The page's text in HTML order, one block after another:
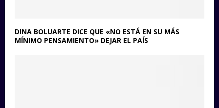
DINA BOLUARTE DICE QUE «NO ESTÁ EN SU MÁS
MÍNIMO PENSAMIENTO» DEJAR EL PAÍS